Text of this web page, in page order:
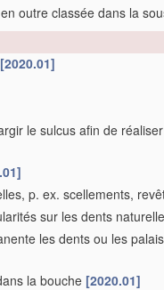
outre classée dans la
[2020.01]
le sulcus afin de
p. ex. scellements,
sur les dents
les dents ou les
la bouche [2020.01]